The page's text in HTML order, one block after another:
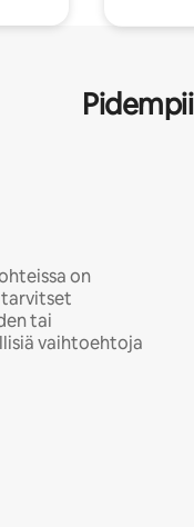
on
tai
vaihtoehtoja